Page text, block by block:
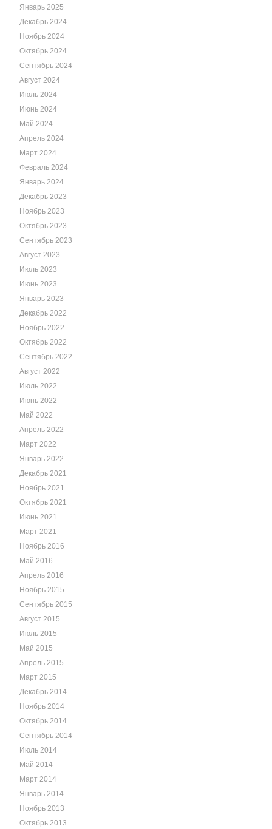
Январь 2025
Декабрь 2024
Ноябрь 2024
Октябрь 2024
Сентябрь 2024
Август 2024
Июль 2024
Июнь 2024
Май 2024
Апрель 2024
Март 2024
Февраль 2024
Январь 2024
Декабрь 2023
Ноябрь 2023
Октябрь 2023
Сентябрь 2023
Август 2023
Июль 2023
Июнь 2023
Январь 2023
Декабрь 2022
Ноябрь 2022
Октябрь 2022
Сентябрь 2022
Август 2022
Июль 2022
Июнь 2022
Май 2022
Апрель 2022
Март 2022
Январь 2022
Декабрь 2021
Ноябрь 2021
Октябрь 2021
Июнь 2021
Март 2021
Ноябрь 2016
Май 2016
Апрель 2016
Ноябрь 2015
Сентябрь 2015
Август 2015
Июль 2015
Май 2015
Апрель 2015
Март 2015
Декабрь 2014
Ноябрь 2014
Октябрь 2014
Сентябрь 2014
Июль 2014
Май 2014
Март 2014
Январь 2014
Ноябрь 2013
Октябрь 2013